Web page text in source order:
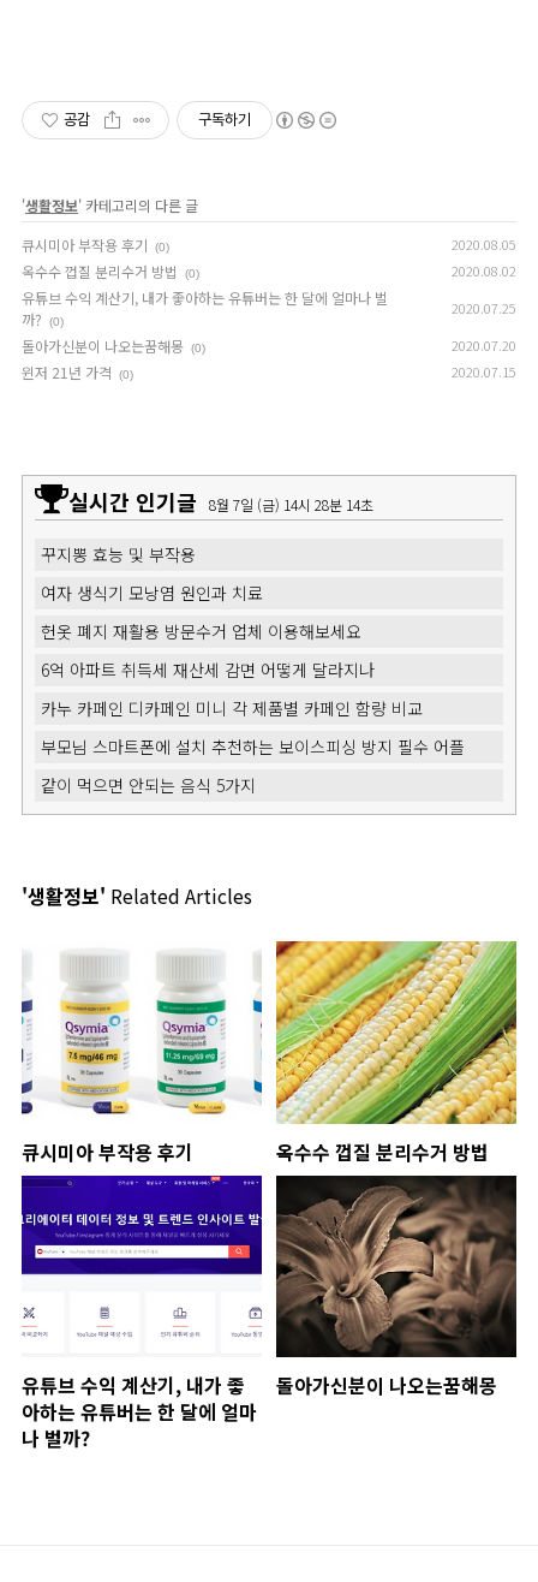
공감 구독하기
'생활정보' 카테고리의 다른 글
큐시미아 부작용 후기
(0) 2020.08.05
옥수수 껍질 분리수거 방법 (0) 2020.08.02
유튜브 수익 계산기, 내가 좋아하는 유튜버는 한 달에 얼마나 벌
까?
(0)
2020.07.25
돌아가신분이 나오는꿈해몽 (0) 2020.07.20
윈저 21년 가격 (0) 2020.07.15
실시간 인기글 8월 7일 (금) 14시 28분 14초
꾸지뽕 효능 및 부작용
여자 생식기 모낭염 원인과 치료
헌옷 폐지 재활용 방문수거 업체 이용해보세요
6억 아파트 취득세 재산세 감면 어떻게 달라지나
카누 카페인 디카페인 미니 각 제품별 카페인 함량 비교
부모님 스마트폰에 설치 추천하는 보이스피싱 방지 필수 어플
같이 먹으면 안되는 음식 5가지
'생활정보' Related Articles
큐시미아 부작용 후기 옥수수 껍질 분리수거 방법
유튜브 수익 계산기, 내가 좋
아하는 유튜버는 한 달에 얼마
나 벌까?
돌아가신분이 나오는꿈해몽